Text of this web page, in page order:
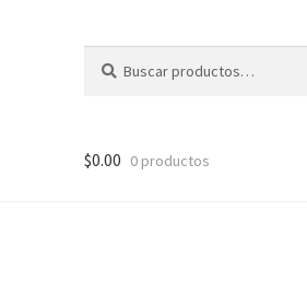
por:
$0.00 0 productos